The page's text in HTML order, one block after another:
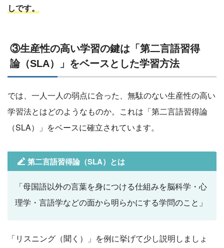
しです。
③生産性の高い学習の鍵は「第二言語習得
論（SLA）」をベースとした学習方法
では、一人一人の弱点に合った、無駄のない生産性の高い
学習法とはどのようなものか。これは「第二言語習得論
（SLA）」をベースに確立されています。
第二言語習得論（SLA）とは
「母国語以外の言葉を身につける仕組みを脳科学・心
理学・言語学などの面から明らかにする学問のこと」
「リスニング（聞く）」を例に挙げて少し説明しましょ